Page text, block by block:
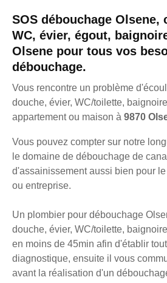
SOS débouchage Olsene,
WC, évier, égout,
Olsene pour tous vos
débouchage.
Vous rencontre un problème
douche, évier, WC/toilette,
appartement ou maison à 9870
Vous pouvez compter sur notre
le domaine de débouchage de
d'assainissement aussi bien pour
ou entreprise.
Un plombier pour débouchage
douche, évier, WC/toilette,
en moins de 45min afin d'établir
diagnostique, ensuite il vous
avant la réalisation d'un